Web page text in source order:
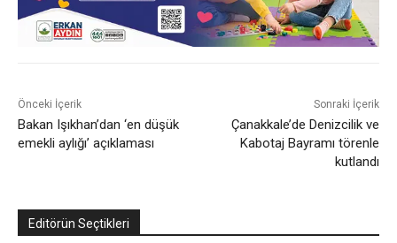
Önceki İçerik
Bakan Işıkhan’dan ‘en düşük
emekli aylığı’ açıklaması
Sonraki İçerik
Çanakkale’de Denizcilik ve
Kabotaj Bayramı törenle
kutlandı
Editörün Seçtikleri